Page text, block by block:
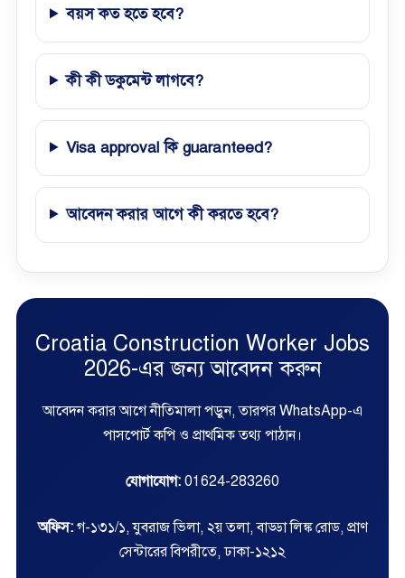
বয়স কত হতে হবে?
কী কী ডকুমেন্ট লাগবে?
Visa approval কি guaranteed?
আবেদন করার আগে কী করতে হবে?
Croatia Construction Worker Jobs
2026-এর জন্য আবেদন করুন
আবেদন করার আগে নীতিমালা পড়ুন, তারপর WhatsApp-এ
পাসপোর্ট কপি ও প্রাথমিক তথ্য পাঠান।
যোগাযোগ: 01624-283260
অফিস:গ-১৩১/১, যুবরাজ ভিলা, ২য় তলা, বাড্ডা লিঙ্ক রোড, প্রাণ
সেন্টারের বিপরীতে, ঢাকা-১২১২